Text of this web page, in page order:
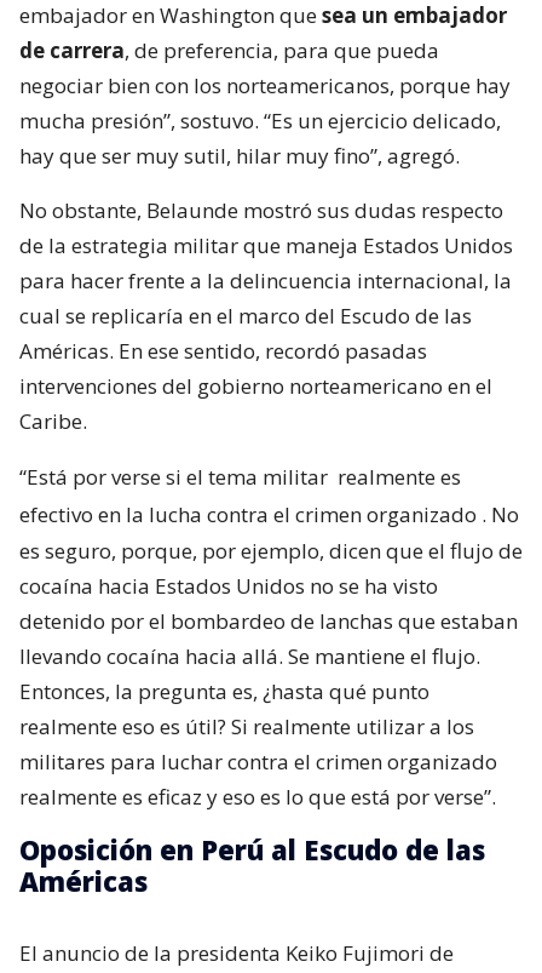
embajador en Washington quesea un embajador
de carrera, de preferencia, para que pueda
negociar bien con los norteamericanos, porque hay
mucha presión”, sostuvo. “Es un ejercicio delicado,
hay que ser muy sutil, hilar muy fino”, agregó.
No obstante, Belaunde mostró sus dudas respecto
de la estrategia militar que maneja Estados Unidos
para hacer frente a la delincuencia internacional, la
cual se replicaría en el marco del Escudo de las
Américas. En ese sentido, recordó pasadas
intervenciones del gobierno norteamericano en el
Caribe.
“Está por verse si el tema militar realmente es
efectivo en la lucha contra el crimen organizado . No
es seguro, porque, por ejemplo, dicen que el flujo de
cocaína hacia Estados Unidos no se ha visto
detenido por el bombardeo de lanchas que estaban
llevando cocaína hacia allá. Se mantiene el flujo.
Entonces, la pregunta es, ¿hasta qué punto
realmente eso es útil? Si realmente utilizar a los
militares para luchar contra el crimen organizado
realmente es eficaz y eso es lo que está por verse”.
Oposición en Perú al Escudo de las
Américas
El anuncio de la presidenta Keiko Fujimori de